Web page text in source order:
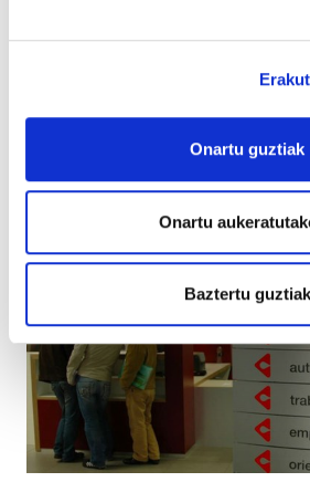
Onartu guztiak
Onartu
Baztertu guztiak
ELAk sei ponentzia aurkeztu ditu
jardunaldietan